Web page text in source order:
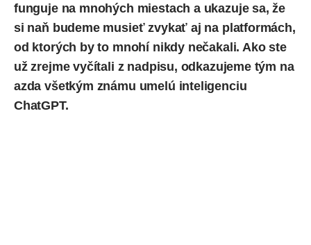
funguje na mnohých miestach a ukazuje sa, že
si naň budeme musieť zvykať aj na platformách,
od ktorých by to mnohí nikdy nečakali. Ako ste
už zrejme vyčítali z nadpisu, odkazujeme tým na
azda všetkým známu umelú inteligenciu
ChatGPT.